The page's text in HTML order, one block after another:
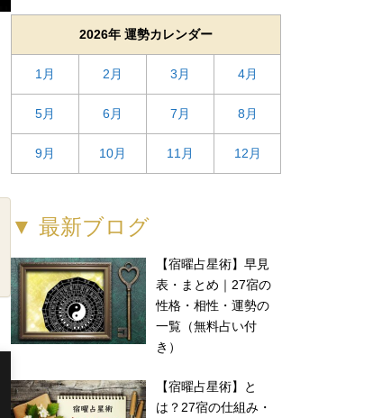
2026年 運勢カレンダー
1月 2月 3月 4月
5月 6月 7月 8月
9月 10月 11月 12月
▼ 最新ブログ
【宿曜占星術】早見
表・まとめ｜27宿の
性格・相性・運勢の
一覧（無料占い付
き）
【宿曜占星術】と
は？27宿の仕組み・